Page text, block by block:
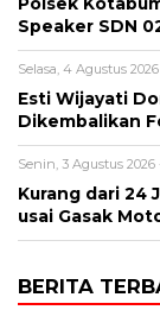
Speaker SDN
Selasa, 4 Agustus 2026
Esti Wijayati
Dikembalikan
Senin, 3 Agustus 2026
Kurang dari 24
usai Gasak
BERITA